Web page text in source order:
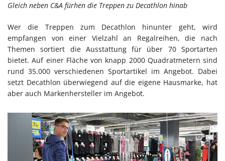
Gleich neben C&A fürhen die Treppen zu Decathlon hinab
Wer die Treppen zum Decathlon hinunter geht, wird
empfangen von einer Vielzahl an Regalreihen, die nach
Themen sortiert die Ausstattung für über 70 Sportarten
bietet. Auf einer Fläche von knapp 2000 Quadratmetern sind
rund 35.000 verschiedenen Sportartikel im Angebot. Dabei
setzt Decathlon überwiegend auf die eigene Hausmarke, hat
aber auch Markenhersteller im Angebot.